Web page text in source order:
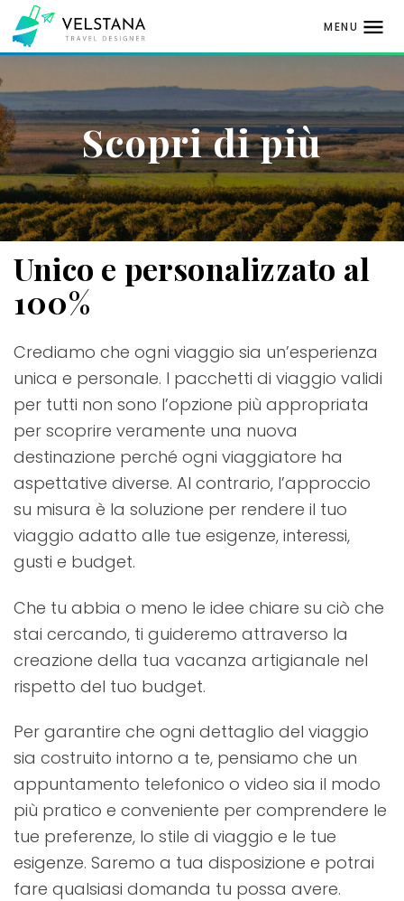
al
contenuto
MENU
Scopri di più
Unico e personalizzato al
100%
Crediamo che ogni viaggio sia un’esperienza
unica e personale. I pacchetti di viaggio validi
per tutti non sono l’opzione più appropriata
per scoprire veramente una nuova
destinazione perché ogni viaggiatore ha
aspettative diverse. Al contrario, l’approccio
su misura è la soluzione per rendere il tuo
viaggio adatto alle tue esigenze, interessi,
gusti e budget.
Che tu abbia o meno le idee chiare su ciò che
stai cercando, ti guideremo attraverso la
creazione della tua vacanza artigianale nel
rispetto del tuo budget.
Per garantire che ogni dettaglio del viaggio
sia costruito intorno a te, pensiamo che un
appuntamento telefonico o video sia il modo
più pratico e conveniente per comprendere le
tue preferenze, lo stile di viaggio e le tue
esigenze. Saremo a tua disposizione e potrai
fare qualsiasi domanda tu possa avere.